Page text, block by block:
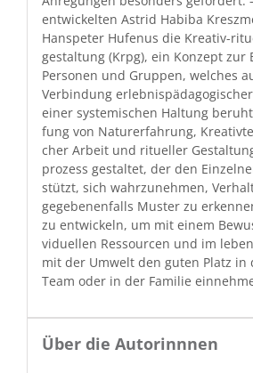
entwick­el­ten Astrid Habi­ba
Hanspeter Hufenus die Kreativ-
gestal­tung (Krpg), ein Konzept zur
Per­so­n­en und Grup­pen, welch­es
Verbindung
ein­er sys­temis­chen Hal­tung
fung von Natur­erfahrung,
ch­er Arbeit und rit­ueller
prozess gestal­tet, der den
stützt, sich wahrzunehmen,
gegebe­nen­falls Muster zu
zu entwick­eln, um mit einem
vidu­ellen Ressourcen und im
mit der Umwelt den guten Platz in
Team oder in der Fam­i­lie
Über die Autorinnnen